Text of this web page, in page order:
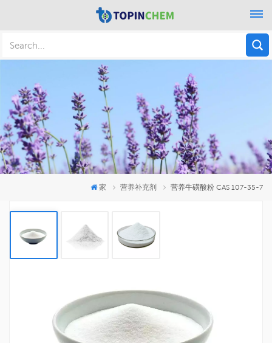
家 营养补充剂 营养牛磺酸粉 CAS 107-35-7
牛磺酸 CAS 107-35-7 是一种被称为氨基酸的有机化合物，它参与许多身体过
107-35-7